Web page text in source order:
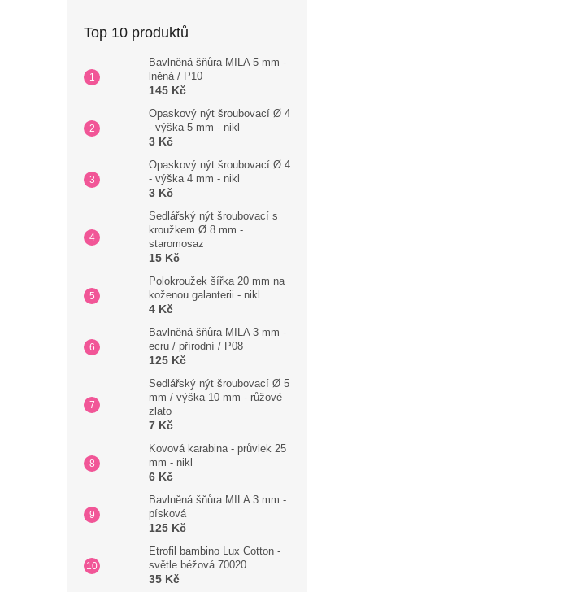
Top 10 produktů
Bavlněná šňůra MILA 5 mm -
lněná / P10
145 Kč
Opaskový nýt šroubovací Ø 4
- výška 5 mm - nikl
3 Kč
Opaskový nýt šroubovací Ø 4
- výška 4 mm - nikl
3 Kč
Sedlářský nýt šroubovací s
kroužkem Ø 8 mm -
staromosaz
15 Kč
Polokroužek šířka 20 mm na
koženou galanterii - nikl
4 Kč
Bavlněná šňůra MILA 3 mm -
ecru / přírodní / P08
125 Kč
Sedlářský nýt šroubovací Ø 5
mm / výška 10 mm - růžové
zlato
7 Kč
Kovová karabina - průvlek 25
mm - nikl
6 Kč
Bavlněná šňůra MILA 3 mm -
písková
125 Kč
Etrofil bambino Lux Cotton -
světle béžová 70020
35 Kč